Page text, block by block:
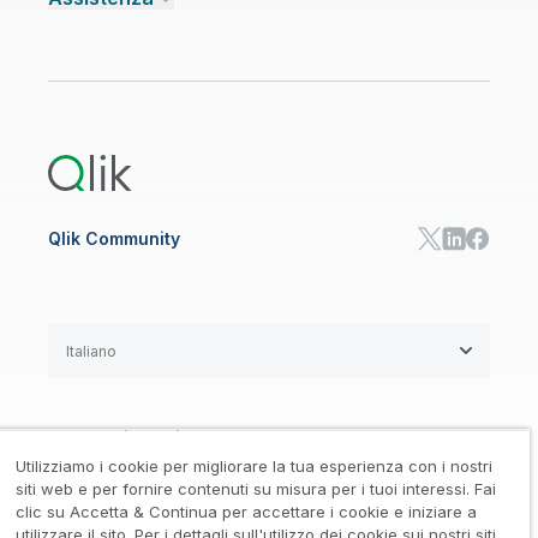
Qlik Cloud Analytics
Qlik Community
Accordi legali
Informativa su privacy e cookie /
Italiano
Utilizziamo i cookie per migliorare la tua esperienza con i nostri
siti web e per fornire contenuti su misura per i tuoi interessi. Fai
clic su Accetta & Continua per accettare i cookie e iniziare a
utilizzare il sito. Per i dettagli sull'utilizzo dei cookie sui nostri siti,